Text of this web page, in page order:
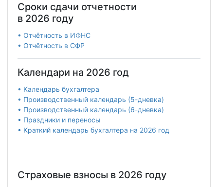
Сроки сдачи отчетности
в 2026 году
• Отчётность в ИФНС
• Отчётность в СФР
Календари на 2026 год
• Календарь бухгалтера
• Производственный календарь (5-дневка)
• Производственный календарь (6-дневка)
• Праздники и переносы
• Краткий календарь бухгалтера на 2026 год
Страховые взносы в 2026 году